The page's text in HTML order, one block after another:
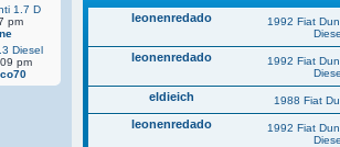
1.7 D
pm
Diesel
pm
leonenredado
1992 Fiat
leonenredado
1992 Fiat
eldieich 1988 Fiat
leonenredado
1992 Fiat